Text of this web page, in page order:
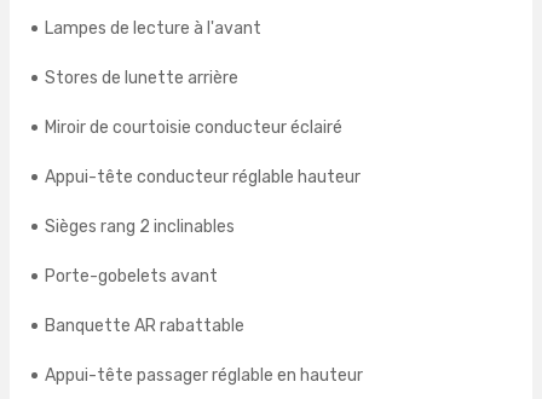
Lampes de lecture à l'avant
Stores de lunette arrière
Miroir de courtoisie conducteur éclairé
Appui-tête conducteur réglable hauteur
Sièges rang 2 inclinables
Porte-gobelets avant
Banquette AR rabattable
Appui-tête passager réglable en hauteur